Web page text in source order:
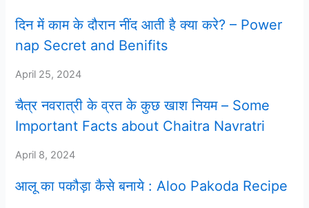
दिन में काम के दौरान नींद आती है क्या करे? – Power
nap Secret and Benifits
April 25, 2024
चैत्र नवरात्री के व्रत के कुछ खाश नियम – Some
Important Facts about Chaitra Navratri
April 8, 2024
आलू का पकौड़ा कैसे बनाये : Aloo Pakoda Recipe